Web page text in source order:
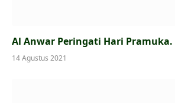
Al Anwar Peringati Hari Pramuka.
14 Agustus 2021